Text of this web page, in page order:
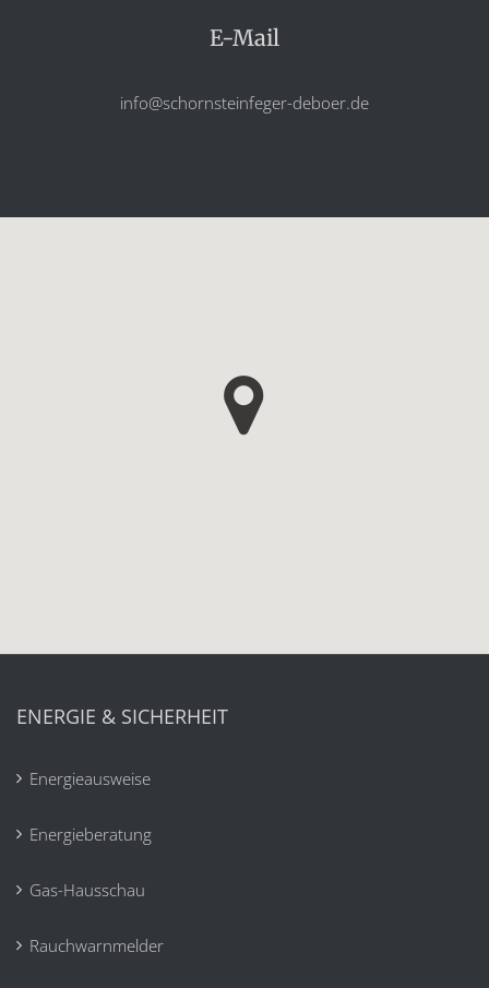
E-Mail
info@schornsteinfeger-deboer.de
ENERGIE & SICHERHEIT
Energieausweise
Energieberatung
Gas-Hausschau
Rauchwarnmelder